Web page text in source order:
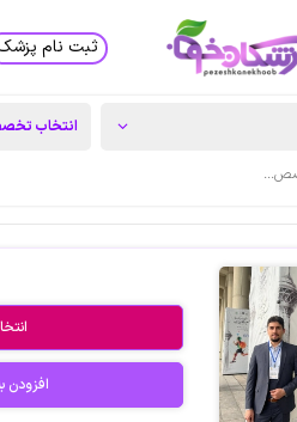
ثبت نام